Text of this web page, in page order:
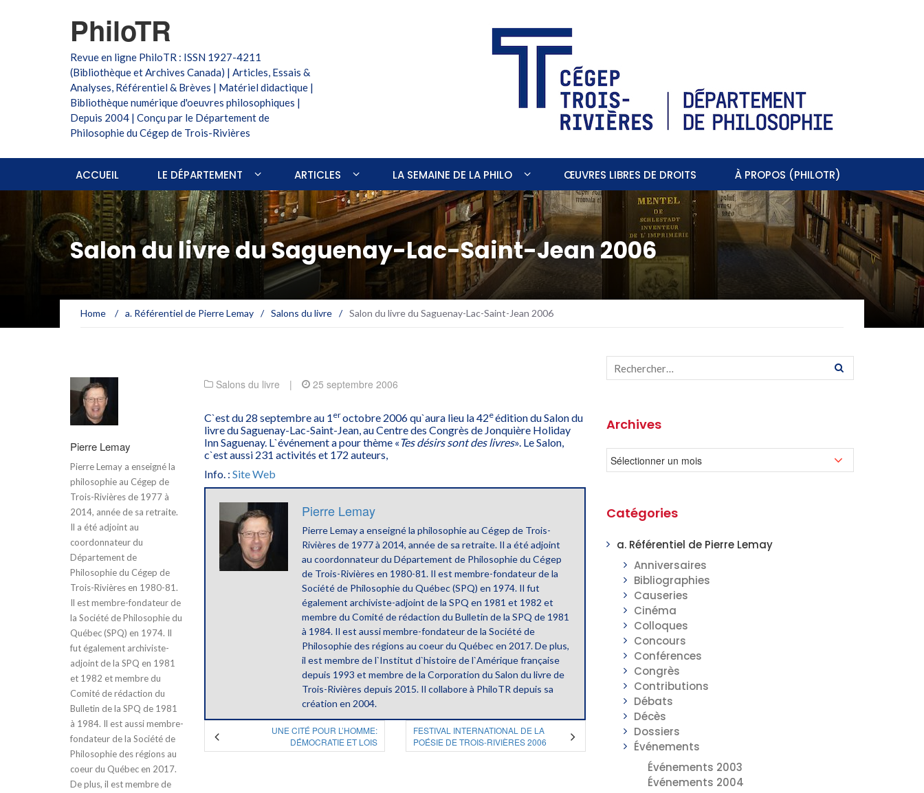
PhiloTR
Revue en ligne PhiloTR : ISSN 1927-4211
(Bibliothèque et Archives Canada) | Articles, Essais &
Analyses, Référentiel & Brèves | Matériel didactique |
Bibliothèque numérique d'oeuvres philosophiques |
Depuis 2004 | Conçu par le Département de
Philosophie du Cégep de Trois-Rivières
ACCUEIL LE DÉPARTEMENT ARTICLES LA SEMAINE DE LA PHILO ŒUVRES LIBRES DE DROITS À PROPOS (PHILOTR)
Salon du livre du Saguenay-Lac-Saint-Jean 2006
Home / a. Référentiel de Pierre Lemay / Salons du livre / Salon du livre du Saguenay-Lac-Saint-Jean 2006
Pierre Lemay
Pierre Lemay a enseigné la
philosophie au Cégep de
Trois-Rivières de 1977 à
2014, année de sa retraite.
Il a été adjoint au
coordonnateur du
Département de
Philosophie du Cégep de
Trois-Rivières en 1980-81.
Il est membre-fondateur de
la Société de Philosophie du
Québec (SPQ) en 1974. Il
fut également archiviste-
adjoint de la SPQ en 1981
et 1982 et membre du
Comité de rédaction du
Bulletin de la SPQ de 1981
à 1984. Il est aussi membre-
fondateur de la Société de
Philosophie des régions au
coeur du Québec en 2017.
De plus, il est membre de
Salons du livre | 25 septembre 2006
C`est du 28 septembre au 1 eroctobre 2006 qu`aura lieu la 42eédition du Salon du
livre du Saguenay-Lac-Saint-Jean, au Centre des Congrès de Jonquière Holiday
Inn Saguenay. L`événement a pour thème «Tes désirs sont des livres». Le Salon,
c`est aussi 231 activités et 172 auteurs,
Info. : Site Web
Pierre Lemay
Pierre Lemay a enseigné la philosophie au Cégep de Trois-
Rivières de 1977 à 2014, année de sa retraite. Il a été adjoint
au coordonnateur du Département de Philosophie du Cégep
de Trois-Rivières en 1980-81. Il est membre-fondateur de la
Société de Philosophie du Québec (SPQ) en 1974. Il fut
également archiviste-adjoint de la SPQ en 1981 et 1982 et
membre du Comité de rédaction du Bulletin de la SPQ de 1981
à 1984. Il est aussi membre-fondateur de la Société de
Philosophie des régions au coeur du Québec en 2017. De plus,
il est membre de l`Institut d`histoire de l`Amérique française
depuis 1993 et membre de la Corporation du Salon du livre de
Trois-Rivières depuis 2015. Il collabore à PhiloTR depuis sa
création en 2004.
UNE CITÉ POUR L’HOMME:
DÉMOCRATIE ET LOIS
FESTIVAL INTERNATIONAL DE LA
POÉSIE DE TROIS-RIVIÈRES 2006
Archives
Catégories
a. Référentiel de Pierre Lemay
Anniversaires
Bibliographies
Causeries
Cinéma
Colloques
Concours
Conférences
Congrès
Contributions
Débats
Décès
Dossiers
Événements
Événements 2003
Événements 2004